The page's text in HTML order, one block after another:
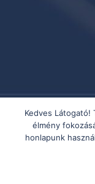
Kedves Látogató!
élmény
honlapunk